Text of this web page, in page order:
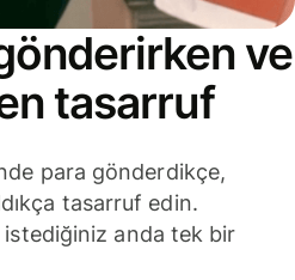
ve
tasarruf
para gönderdikçe,
tasarruf edin.
istediğiniz anda tek bir